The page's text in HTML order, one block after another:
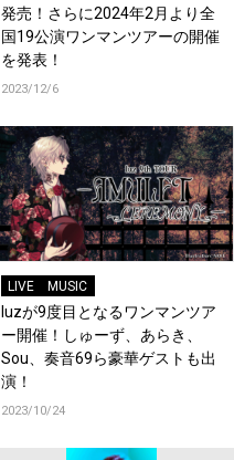
発売！さらに2024年2月より全
国19公演ワンマンツアーの開催
を発表！
2023/12/6
LIVE MUSIC
luzが9度目となるワンマンツア
ー開催！しゅーず、あらき、
Sou、奏音69ら豪華ゲストも出
演！
2023/10/24